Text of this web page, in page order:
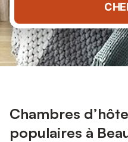
Chambres
populaires à